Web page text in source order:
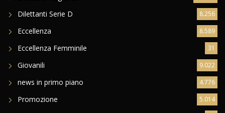
Dilettanti Serie D 8.256
Eccellenza 8.589
Eccellenza Femminile 31
Giovanili 9.022
news in primo piano 4.776
Promozione 5.014